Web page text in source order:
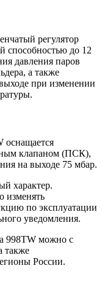
регулятор
способностью до 12
давления паров
а также
при изменении
оснащается
клапаном (ПСК),
на выходе 75 мбар.
характер.
изменять
по эксплуатации
уведомления.
998TW можно с
также
России.